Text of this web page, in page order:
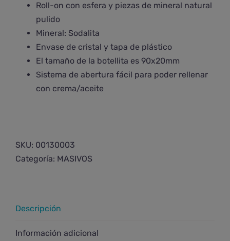
Roll-on con esfera y piezas de mineral natural
pulido
Mineral: Sodalita
Envase de cristal y tapa de plástico
El tamaño de la botellita es 90x20mm
Sistema de abertura fácil para poder rellenar
con crema/aceite
SKU: 00130003
Categoría: MASIVOS
Descripción
Información adicional